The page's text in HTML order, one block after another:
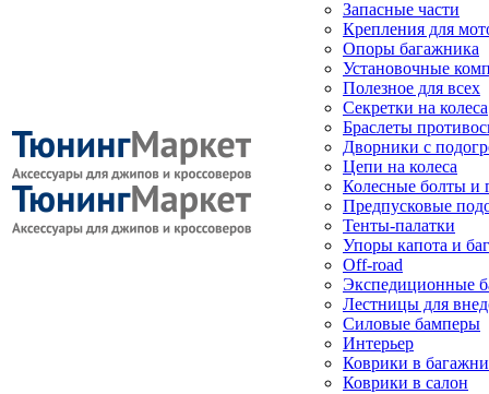
Запасные части
Крепления для
Опоры багажника
Установочные
Полезное для всех
Секретки на колеса
Браслеты
Дворники с
Цепи на колеса
Колесные болты и
Предпусковые
Тенты-палатки
Упоры капота и
Off-road
Экспедиционные
Лестницы для
Силовые бамперы
Интерьер
Коврики в
Коврики в салон